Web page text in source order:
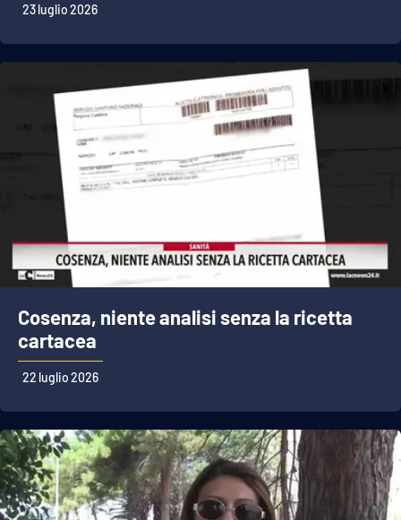
23 luglio 2026
Cosenza, niente analisi senza la ricetta
cartacea
22 luglio 2026